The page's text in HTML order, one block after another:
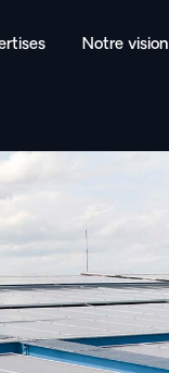
Notre vision